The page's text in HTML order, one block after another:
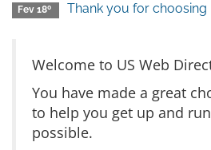
Fev 18º Thank you for choosing
Welcome to US Web
You have made a great
to help you get up and
possible.